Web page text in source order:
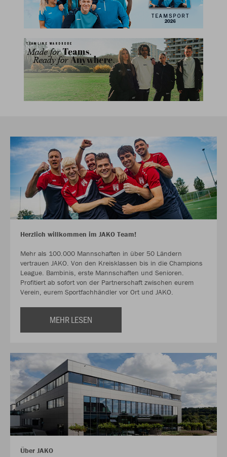
Herzlich willkommen im JAKO Team!
Mehr als 100.000 Mannschaften in über 50 Ländern
vertrauen JAKO. Von den Kreisklassen bis in die Champions
League. Bambinis, erste Mannschaften und Senioren.
Profitiert ab sofort von der Partnerschaft zwischen eurem
Verein, eurem Sportfachhändler vor Ort und JAKO.
MEHR LESEN
Über JAKO